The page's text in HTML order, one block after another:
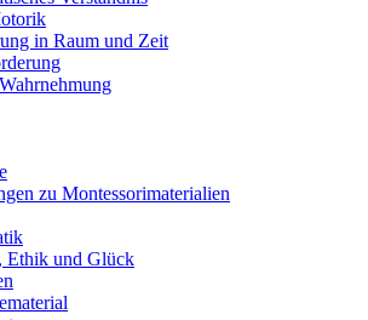
in Raum und Zeit
zu Montessorimaterialien
Ethik und Glück